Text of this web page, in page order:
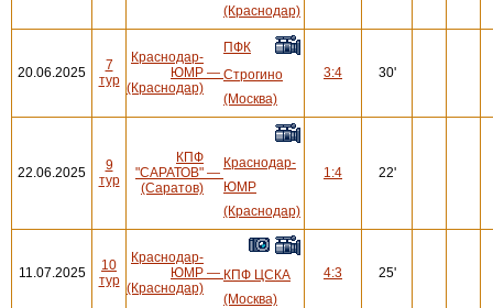
(Краснодар)
20.06.2025
7
тур
Краснодар-
ЮМР
(Краснодар)
—
ПФК
Строгино
(Москва)
3:4 30'
22.06.2025
9
тур
КПФ
"САРАТОВ"
(Саратов)
—
Краснодар-
ЮМР
(Краснодар)
1:4 22'
11.07.2025
10
тур
Краснодар-
ЮМР
(Краснодар)
— КПФ ЦСКА
(Москва)
4:3 25'